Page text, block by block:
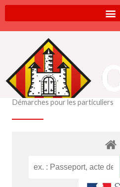
Aller
au
contenu
Démarches pour les particuliers